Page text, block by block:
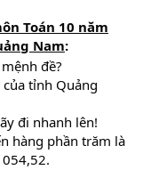
Toán 10 năm
Nam:
đề?
tỉnh Quảng
đi nhanh lên!
hàng phần trăm là